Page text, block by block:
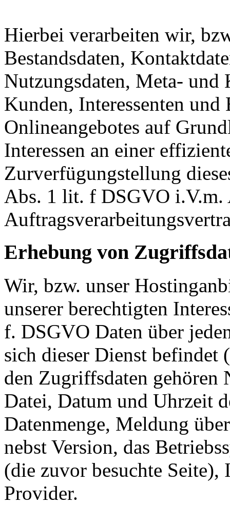
Hierbei verarbeiten wir,
Bestandsdaten,
Nutzungsdaten, Meta-
Kunden, Interessenten und
Onlineangebotes auf
Interessen an einer
Zurverfügungstellung
Abs. 1 lit. f DSGVO i.V.m.
Erhebung von
Wir, bzw. unser
unserer berechtigten
f. DSGVO Daten über
sich dieser Dienst befindet
den Zugriffsdaten gehören
Datei, Datum und Uhrzeit
Datenmenge, Meldung
nebst Version, das
(die zuvor besuchte Seite),
Provider.